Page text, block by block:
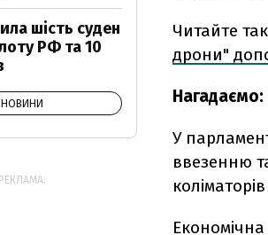
Читайте
дрони"
Нагадаємо:
У
ввезенню
шість суден
РФ та 10
НОВИНИ
РЕКЛАМА: